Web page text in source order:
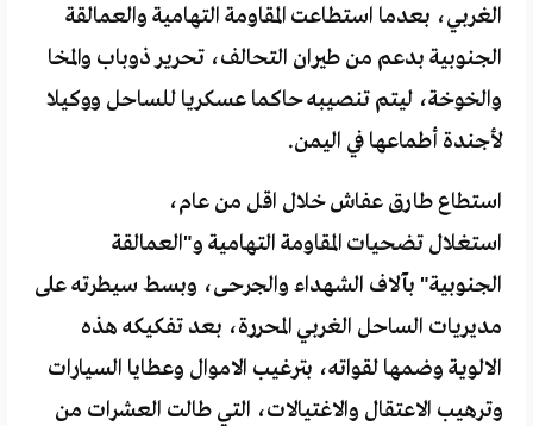
الغربي، بعدما استطاعت المقاومة التهامية والعمالقة
الجنوبية بدعم من طيران التحالف، تحرير ذوباب والمخا
والخوخة، ليتم تنصيبه حاكما عسكريا للساحل ووكيلا
لأجندة أطماعها في اليمن.
استطاع طارق عفاش خلال اقل من عام،
استغلال تضحيات المقاومة التهامية و"العمالقة
الجنوبية" بآلاف الشهداء والجرحى، وبسط سيطرته على
مديريات الساحل الغربي المحررة، بعد تفكيكه هذه
الالوية وضمها لقواته، بترغيب الاموال وعطايا السيارات
وترهيب الاعتقال والاغتيالات، التي طالت العشرات من